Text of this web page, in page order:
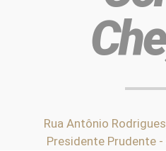
Rua Antônio
Presidente Prudente